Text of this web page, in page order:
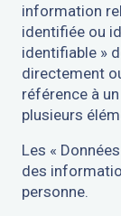
information
identifiée ou
identifiable »
directement
référence à
plusieurs
Les «
des
personne.